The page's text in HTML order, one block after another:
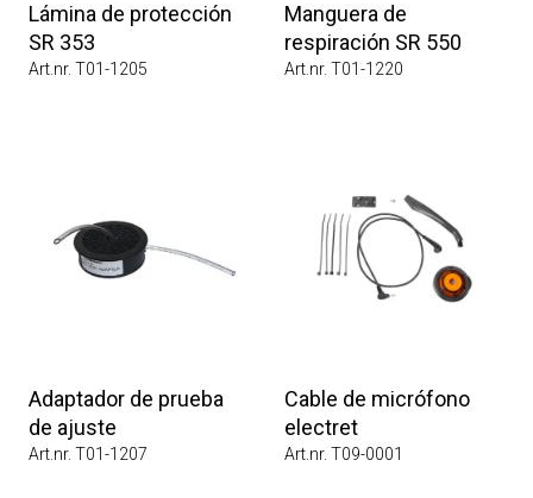
Lámina de protección
SR 353
Art.nr. T01-1205
Manguera de
respiración SR 550
Art.nr. T01-1220
Adaptador de prueba
de ajuste
Art.nr. T01-1207
Cable de micrófono
electret
Art.nr. T09-0001